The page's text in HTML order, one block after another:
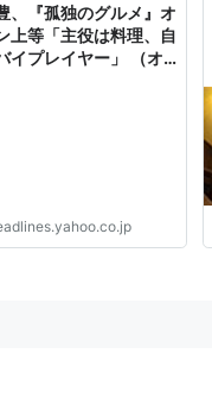
太
、『孤独のグルメ』オ
上等「主役は料理、自
イプレイヤー」 （オ